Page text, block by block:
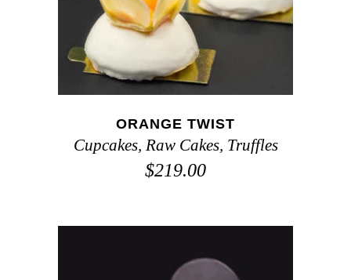
ORANGE TWIST
Cupcakes, Raw Cakes, Truffles
$219.00